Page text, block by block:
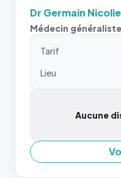
Dr Germain
Médecin généraliste
Tarif
Lieu
Aucune